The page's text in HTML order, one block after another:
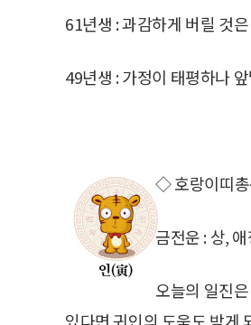
61년생 : 과감하게 버릴 것
49년생 : 가정이 태평하나
◇ 호랑이띠
금전운 : 상,
오늘의 일진